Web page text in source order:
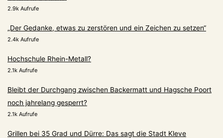
2.9k Aufrufe
„Der Gedanke, etwas zu zerstören und ein Zeichen zu setzen“
2.4k Aufrufe
Hochschule Rhein-Metall?
2.1k Aufrufe
Bleibt der Durchgang zwischen Backermatt und Hagsche Poort
noch jahrelang gesperrt?
2.1k Aufrufe
Grillen bei 35 Grad und Dürre: Das sagt die Stadt Kleve